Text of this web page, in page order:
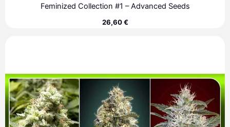
Feminized Collection #1 – Advanced Seeds
26,60€